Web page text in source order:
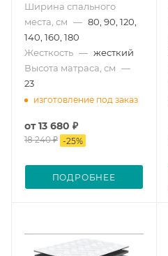
Ширина спального
места, см — 80, 90, 120,
140, 160, 180
Жесткость — жесткий
Высота матраса, см —
23
изготовление под заказ
от13 680 ₽
18 240 ₽ -25%
ПОДРОБНЕЕ